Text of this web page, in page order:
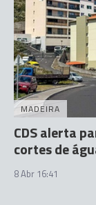
MADEIRA
CDS alerta
cortes de
8 Abr 16:41